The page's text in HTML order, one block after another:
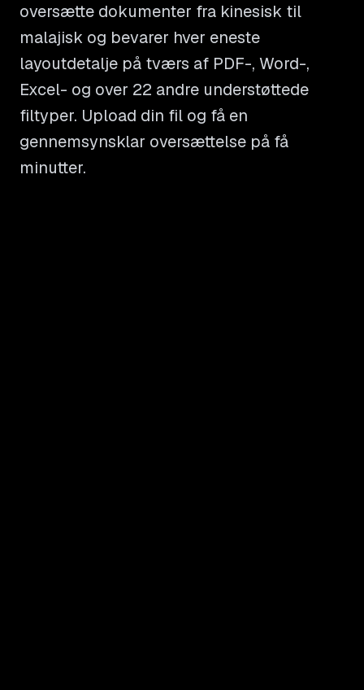
oversætte dokumenter fra kinesisk til
malajisk og bevarer hver eneste
layoutdetalje på tværs af PDF-, Word-,
Excel- og over 22 andre understøttede
filtyper. Upload din fil og få en
gennemsynsklar oversættelse på få
minutter.